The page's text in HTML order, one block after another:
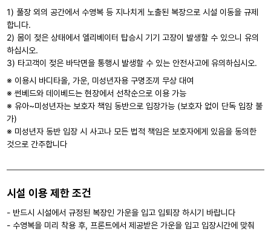
1) 풀장 외의 공간에서 수영복 등 지나치게 노출된 복장으로 시설 이동을 규제
합니다.
2) 몸이 젖은 상태에서 엘리베이터 탑승시 기기 고장이 발생할 수 있으니 유의
하십시오.
3) 타고객이 젖은 바닥면을 통행시 발생할 수 있는 안전사고에 유의하십시오.
※ 이용시 바디타올, 가운, 미성년자용 구명조끼 무상 대여
※ 썬베드와 데이베드는 현장에서 선착순으로 이용 가능
※ 유아~미성년자는 보호자 책임 동반으로 입장가능 (보호자 없이 단독 입장 불
가)
※ 미성년자 동반 입장 시 사고나 모든 법적 책임은 보호자에게 있음을 동의한
것으로 간주합니다
시설 이용 제한 조건
- 반드시 시설에서 규정된 복장인 가운을 입고 입퇴장 하시기 바랍니다
- 수영복을 미리 착용 후, 프론트에서 제공받은 가운을 입고 입장시간에 맞춰